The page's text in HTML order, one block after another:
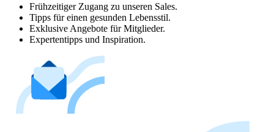
Frühzeitiger Zugang zu unseren Sales.
Tipps für einen gesunden Lebensstil.
Exklusive Angebote für Mitglieder.
Expertentipps und Inspiration.